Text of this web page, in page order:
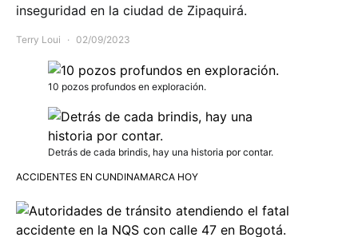
inseguridad en la ciudad de Zipaquirá.
Terry Loui 02/09/2023
10 pozos profundos en exploración.
Detrás de cada brindis, hay una historia por contar.
ACCIDENTES EN CUNDINAMARCA HOY